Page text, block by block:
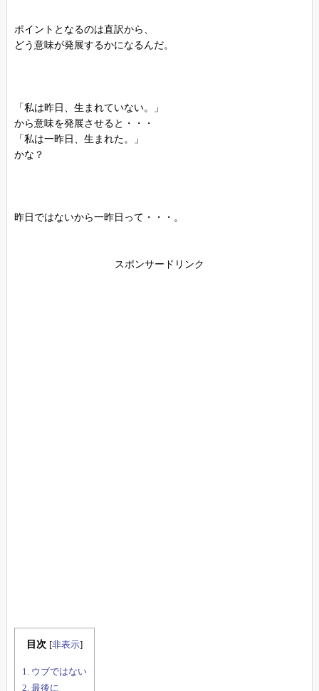
ポイントとなるのは直訳から、
どう意味が発展するかになるんだ。
「私は昨日、生まれていない。」
から意味を発展させると・・・
「私は一昨日、生まれた。」
かな？
昨日ではないから一昨日って・・・。
スポンサードリンク
目次 [非表示]
1.
ウブではない
2. 最後に